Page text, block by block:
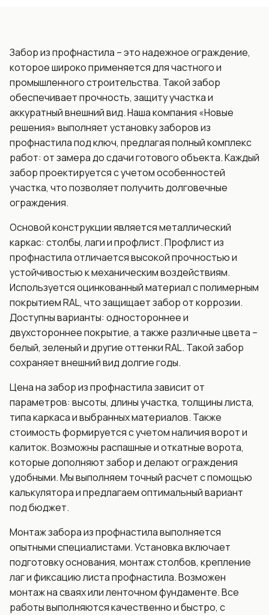
Забор из профнастила – это надежное ограждение,
которое широко применяется для частного и
промышленного строительства. Такой забор
обеспечивает прочность, защиту участка и
аккуратный внешний вид. Наша компания «Новые
решения» выполняет установку заборов из
профнастила под ключ, предлагая полный комплекс
работ: от замера до сдачи готового объекта. Каждый
забор проектируется с учетом особенностей
участка, что позволяет получить долговечные
ограждения.
Основой конструкции является металлический
каркас: столбы, лаги и профлист. Профлист из
профнастила отличается высокой прочностью и
устойчивостью к механическим воздействиям.
Используется оцинкованный материал с полимерным
покрытием RAL, что защищает забор от коррозии.
Доступны варианты: одностороннее и
двухстороннее покрытие, а также различные цвета –
белый, зеленый и другие оттенки RAL. Такой забор
сохраняет внешний вид долгие годы.
Цена на забор из профнастила зависит от
параметров: высоты, длины участка, толщины листа,
типа каркаса и выбранных материалов. Также
стоимость формируется с учетом наличия ворот и
калиток. Возможны распашные и откатные ворота,
которые дополняют забор и делают ограждения
удобными. Мы выполняем точный расчет с помощью
калькулятора и предлагаем оптимальный вариант
под бюджет.
Монтаж забора из профнастила выполняется
опытными специалистами. Установка включает
подготовку основания, монтаж столбов, крепление
лаг и фиксацию листа профнастила. Возможен
монтаж на сваях или ленточном фундаменте. Все
работы выполняются качественно и быстро, с